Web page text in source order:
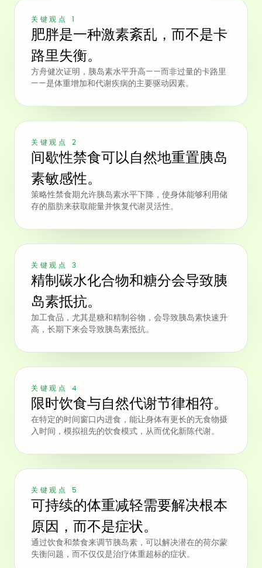
关键观点 1
肥胖是一种激素紊乱，而不是卡
路里失衡。
方舟健次证明，胰岛素水平升高——而非过量的卡路里
——是体重增加和代谢疾病的主要驱动因素。
关键观点 2
间歇性禁食可以自然地重置胰岛
素敏感性。
策略性禁食期允许胰岛素水平下降，使身体能够利用储
存的脂肪来获取能量并恢复代谢灵活性。
关键观点 3
精制碳水化合物和糖分会导致胰
岛素抵抗。
加工食品，尤其是糖和精制谷物，会导致胰岛素快速升
高，长期下来会导致胰岛素抵抗。
关键观点 4
限时饮食与自然代谢节律相符。
在特定的时间窗口内进食，能让身体有更长的无食物摄
入时间，模拟祖先的饮食模式，从而优化新陈代谢。
关键观点 5
可持续的体重减轻需要解决根本
原因，而不是症状。
通过饮食和禁食来调节胰岛素，可以解决潜在的荷尔蒙
失衡问题，而不仅仅是治疗体重超标的症状。